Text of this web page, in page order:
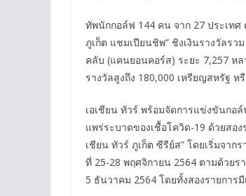
ทัพนักกอล์ฟ 144 คน จาก 27 ประเทศ
ภูเก็ต แชมเปียนชิพ” ชิงเงินรางวัล
คลับ (แคนยอนคอร์ส) ระยะ 7,257 ห
รางวัลสูงถึง 180,000 เหรียญสหรัฐ ห
เอเชียน ทัวร์ พร้อมจัดการแข่งขันกอ
แพร่ระบาดของเชื้อโควิด-19 ด้วยสอ
เชียน ทัวร์ ภูเก็ต ซีรีย์ส” โดยเริ่มจา
ที่ 25-28 พฤศจิกายน 2564 ตามด้วย
5 ธันวาคม 2564 โดยทั้งสองรายกา